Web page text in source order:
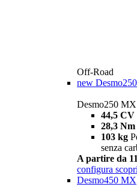
Off-Road
new
Desmo250 MX
44,5 CV
28,3 Nm
103 kg
senza
A partire da
configura
Desmo450 MX